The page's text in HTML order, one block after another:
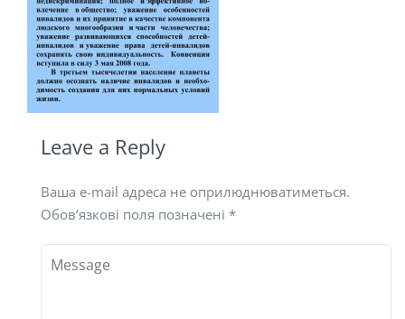
Leave a Reply
Ваша e-mail адреса не оприлюднюватиметься.
Обов’язкові поля позначені *